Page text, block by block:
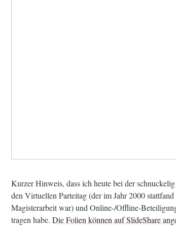
Kur­zer Hin­weis, dass ich heu­te bei der
den Vir­tu­el­len Par­tei­tag (der im Jahr 2000
Magis­ter­ar­beit war) und Online-/Off­line-
tra­gen habe. Die Foli­en kön­nen auf SlideSha­re